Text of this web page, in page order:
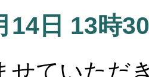
14日 13時
せていただ